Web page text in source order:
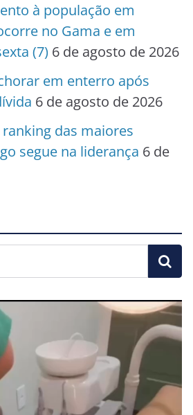
à população em
no Gama e em
(7) 6 de agosto de 2026
em enterro após
6 de agosto de 2026
das maiores
segue na liderança 6 de